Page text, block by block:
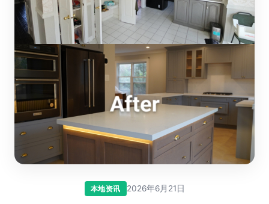
本地资讯 2026年6月21日